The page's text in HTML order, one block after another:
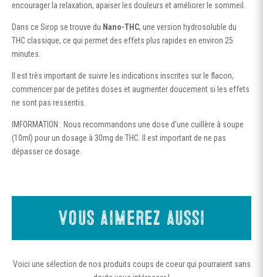
encourager la relaxation, apaiser les douleurs et améliorer le sommeil.
Dans ce Sirop se trouve du Nano-THC, une version hydrosoluble du
THC classique, ce qui permet des effets plus rapides en environ 25
minutes.
Il est très important de suivre les indications inscrites sur le flacon,
commencer par de petites doses et augmenter doucement si les effets
ne sont pas ressentis.
IMFORMATION : Nous recommandons une dose d’une cuillère à soupe
(10ml) pour un dosage à 30mg de THC. Il est important de ne pas
dépasser ce dosage.
Vous aimerez aussi
Voici une sélection de nos produits coups de coeur qui pourraient sans